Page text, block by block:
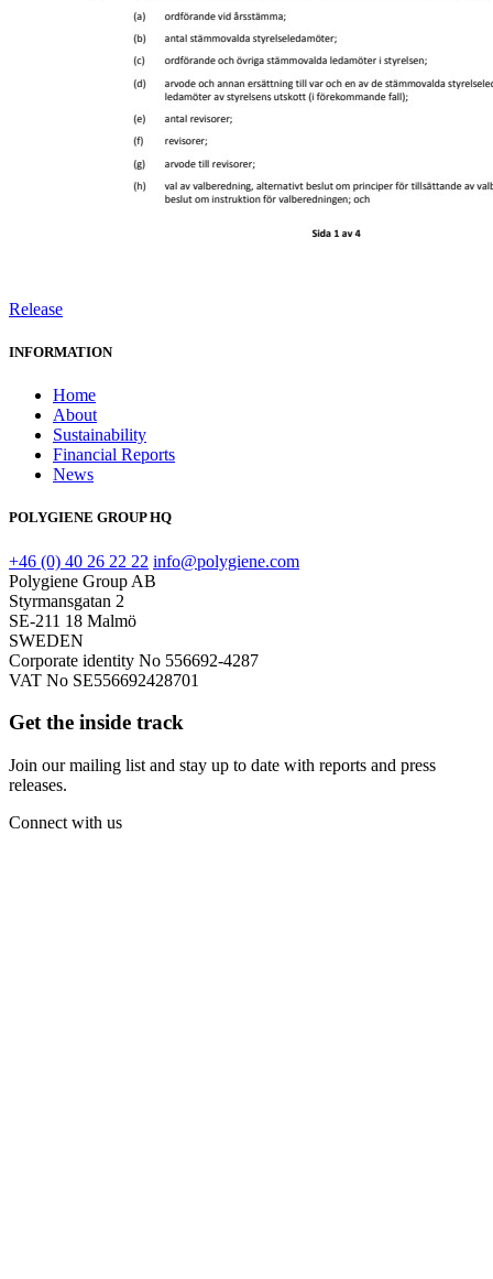
Release
INFORMATION
Home
About
Sustainability
Financial Reports
News
POLYGIENE GROUP HQ
+46 (0) 40 26 22 22 info@polygiene.com
Polygiene Group AB
Styrmansgatan 2
SE-211 18 Malmö
SWEDEN
Corporate identity No 556692-4287
VAT No SE556692428701
Get the inside track
Join our mailing list and stay up to date with reports and press
releases.
Connect with us